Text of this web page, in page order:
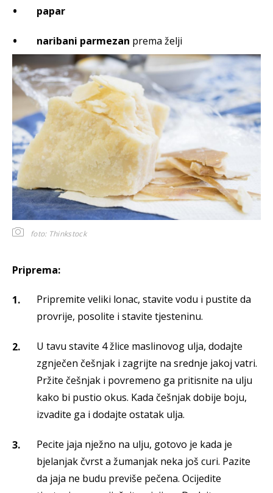
papar
naribani parmezan prema želji
foto: Thinkstock
Priprema:
Pripremite veliki lonac, stavite vodu i pustite da
provrije, posolite i stavite tjesteninu.
U tavu stavite 4 žlice maslinovog ulja, dodajte
zgnječen češnjak i zagrijte na srednje jakoj vatri.
Pržite češnjak i povremeno ga pritisnite na ulju
kako bi pustio okus. Kada češnjak dobije boju,
izvadite ga i dodajte ostatak ulja.
Pecite jaja nježno na ulju, gotovo je kada je
bjelanjak čvrst a žumanjak neka još curi. Pazite
da jaja ne budu previše pečena. Ocijedite